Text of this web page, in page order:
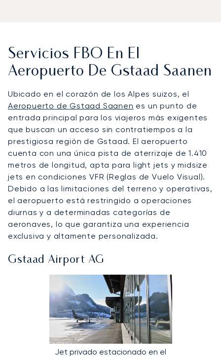
Servicios FBO En El
Aeropuerto De Gstaad Saanen
Ubicado en el corazón de los Alpes suizos, el
Aeropuerto de Gstaad Saanen es un punto de
entrada principal para los viajeros más exigentes
que buscan un acceso sin contratiempos a la
prestigiosa región de Gstaad. El aeropuerto
cuenta con una única pista de aterrizaje de 1.410
metros de longitud, apta para light jets y midsize
jets en condiciones VFR (Reglas de Vuelo Visual).
Debido a las limitaciones del terreno y operativas,
el aeropuerto está restringido a operaciones
diurnas y a determinadas categorías de
aeronaves, lo que garantiza una experiencia
exclusiva y altamente personalizada.
Gstaad Airport AG
Jet privado estacionado en el